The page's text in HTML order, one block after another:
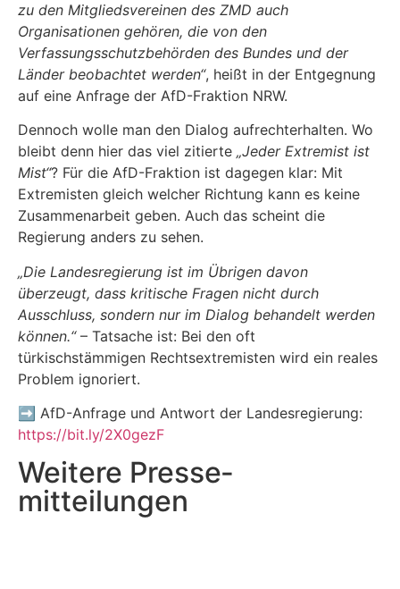
zu den Mitgliedsvereinen des ZMD auch
Organisationen gehören, die von den
Verfassungsschutzbehörden des Bundes und der
Länder beobachtet werden“, heißt in der Entgegnung
auf eine Anfrage der AfD-Fraktion NRW.
Dennoch wolle man den Dialog aufrechterhalten. Wo
bleibt denn hier das viel zitierte „Jeder Extremist ist
Mist“? Für die AfD-Fraktion ist dagegen klar: Mit
Extremisten gleich welcher Richtung kann es keine
Zusammenarbeit geben. Auch das scheint die
Regierung anders zu sehen.
„Die Landesregierung ist im Übrigen davon
überzeugt, dass kritische Fragen nicht durch
Ausschluss, sondern nur im Dialog behandelt werden
können.“– Tatsache ist: Bei den oft
türkischstämmigen Rechtsextremisten wird ein reales
Problem ignoriert.
➡️ AfD-Anfrage und Antwort der Landesregierung:
https://bit.ly/2X0gezF
Weitere Presse­
mitteilungen